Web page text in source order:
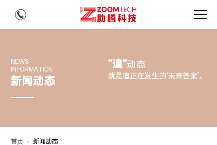
NEWS
INFORMATION
新闻动态
“追”动态
就是追正在发生的‘未来答案’。
首页 - 新闻动态